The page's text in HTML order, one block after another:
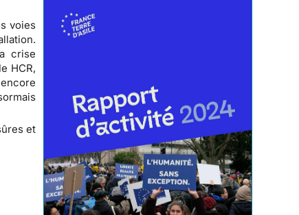
voies
crise
HCR,
et